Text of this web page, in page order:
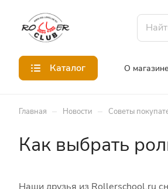
Каталог О магазине
Главная – Новости – Советы
Как выбрать